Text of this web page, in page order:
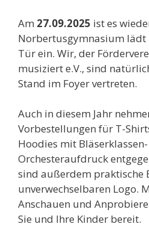
Am 27.09.2025 ist es
Norbertusgymnasium lädt
Tür ein. Wir, der
musiziert e.V., sind
Stand im Foyer vertreten.
Auch in diesem Jahr
Vorbestellungen für T-
Hoodies mit
Orchesteraufdruck
sind außerdem praktische
unverwechselbaren Logo.
Anschauen und
Sie und Ihre Kinder bereit.